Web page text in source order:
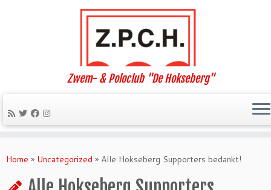
naar
Zwem- & Poloclub "De Hokseberg"
Home » Uncategorized » Alle Hokseberg Supporters bedankt!